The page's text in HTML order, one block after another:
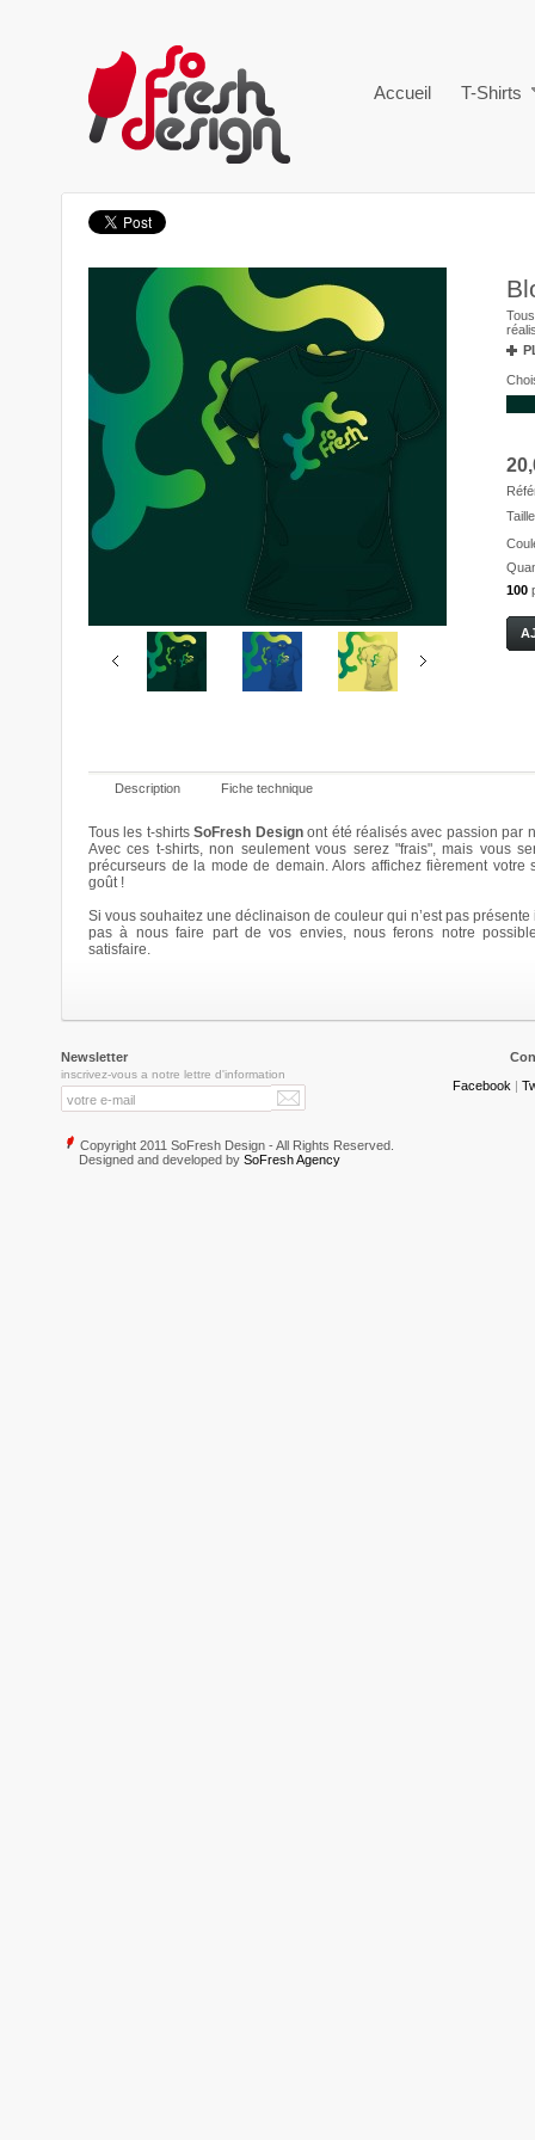
Accueil T-Shirts
100
Bloomy
Details
Bloomy
Details
Bloomy
Details
Bloomy
Details
Description Fiche technique
Tous les t-shirtsSoFresh Designont été réalisés avec passion par
Avec ces t-shirts, non seulement vous serez "frais", mais vous
précurseurs de la mode de demain. Alors affichez fièrement votre
goût !
Si vous souhaitez une déclinaison de couleur qui n’est pas présente
pas à nous faire part de vos envies, nous ferons notre
satisfaire.
Newsletter
inscrivez-vous a notre lettre d'information
Facebook
Copyright 2011 SoFresh Design - All Rights Reserved.
Designed and developed by SoFresh Agency